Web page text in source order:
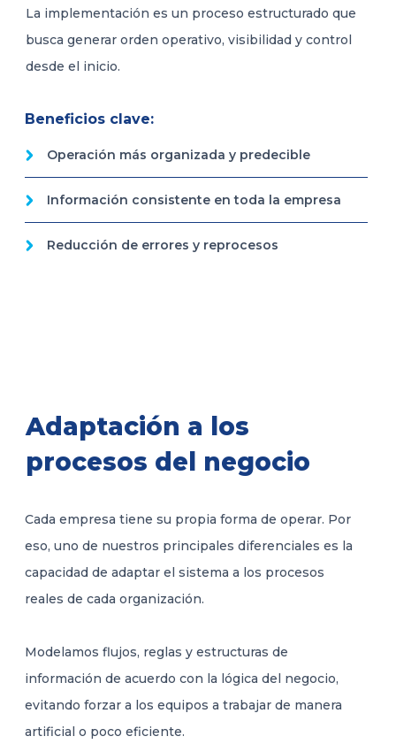
La implementación es un proceso estructurado que
busca generar orden operativo, visibilidad y control
desde el inicio.
Beneficios clave:
Operación más organizada y predecible
Información consistente en toda la empresa
Reducción de errores y reprocesos
Adaptación a los
procesos del negocio
Cada empresa tiene su propia forma de operar. Por
eso, uno de nuestros principales diferenciales es la
capacidad de adaptar el sistema a los procesos
reales de cada organización.
Modelamos flujos, reglas y estructuras de
información de acuerdo con la lógica del negocio,
evitando forzar a los equipos a trabajar de manera
artificial o poco eficiente.